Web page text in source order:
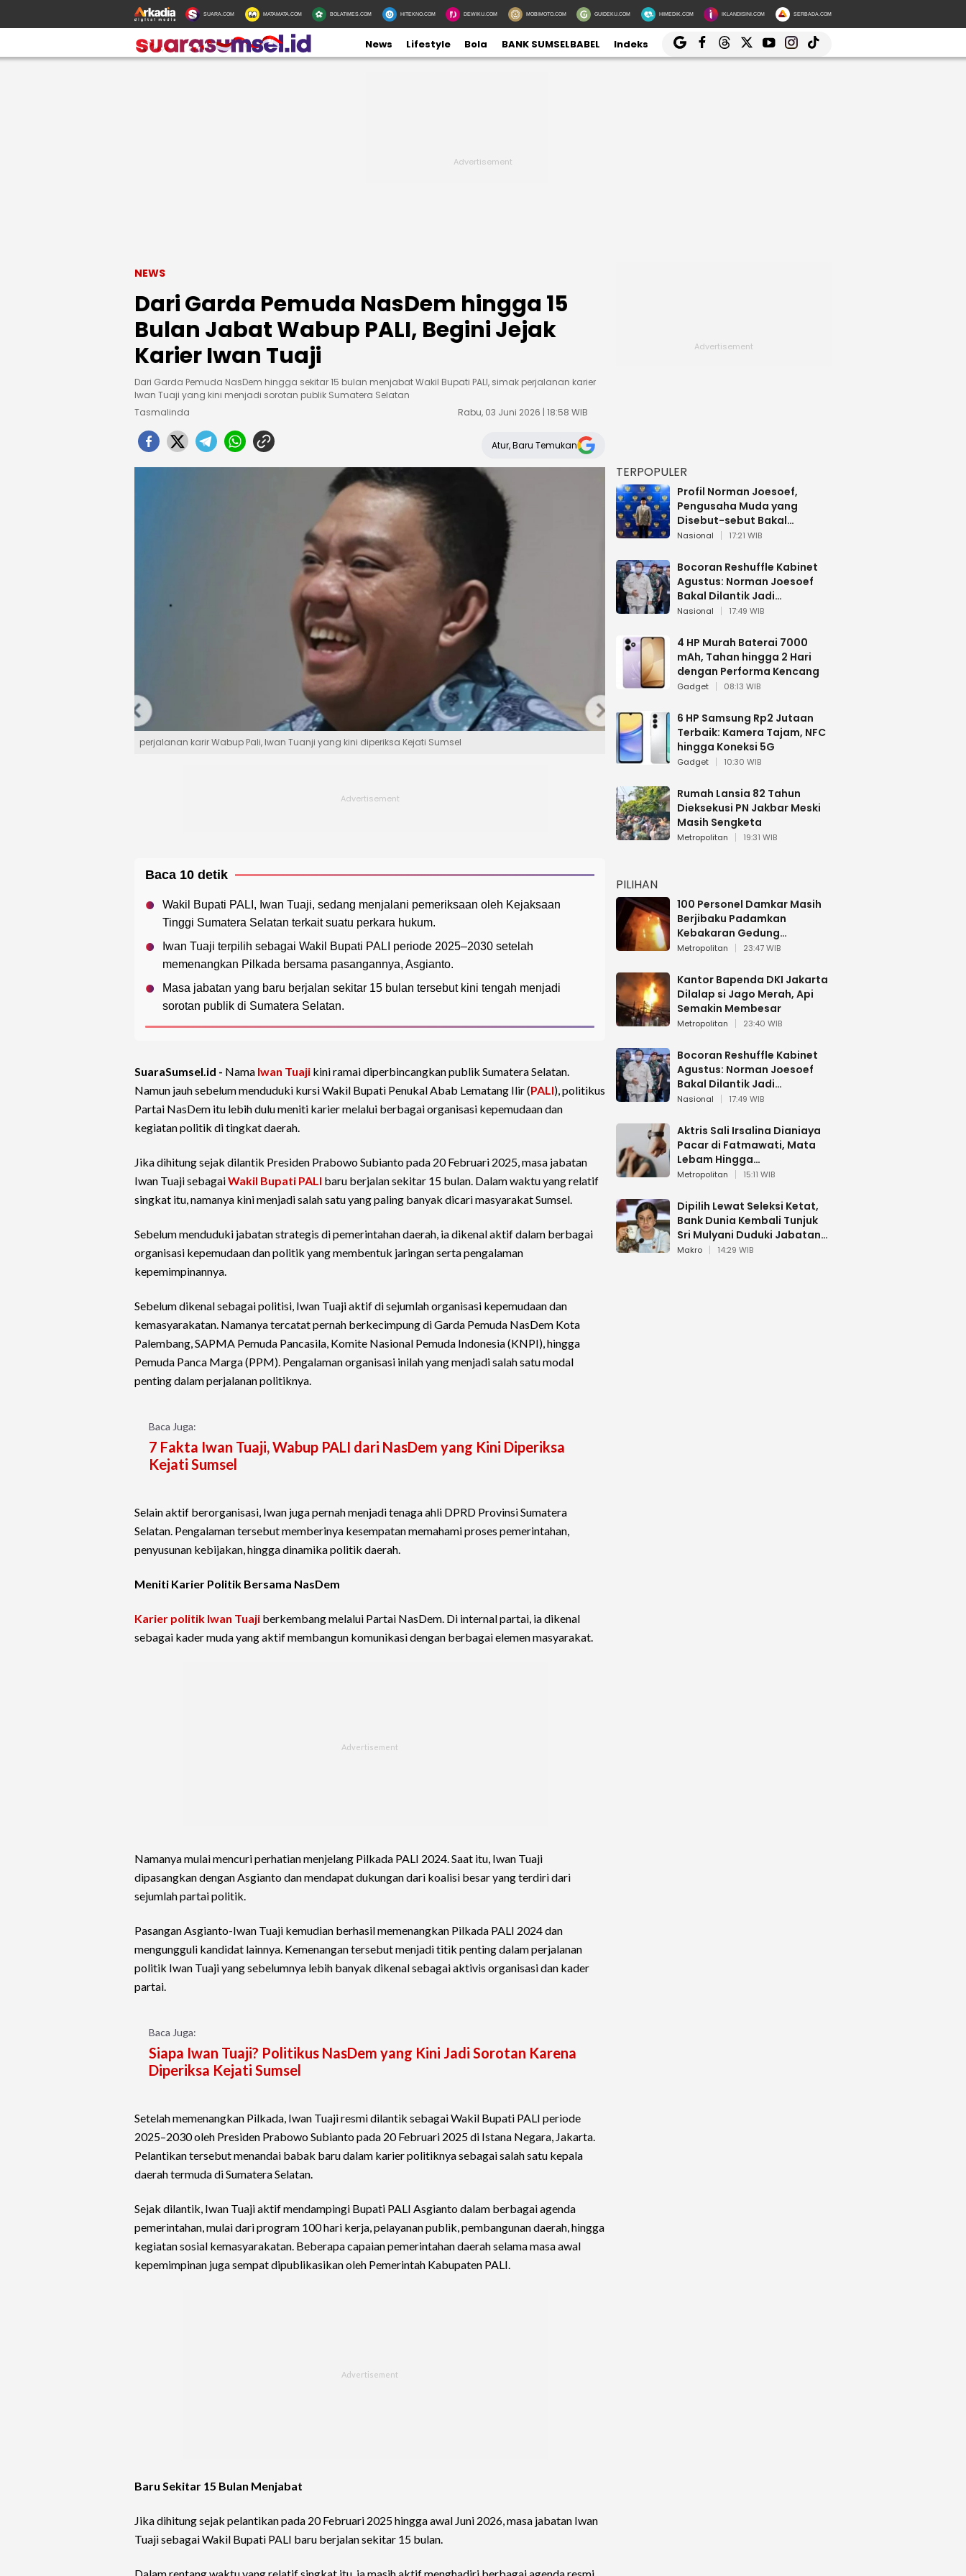
SUARA.COM MATAMATA.COM BOLATIMES.COM HITEKNO.COM DEWIKU.COM MOBIMOTO.COM GUIDEKU.COM HIMEDIK.COM IKLANDISINI.COM SERBADA.COM
News Lifestyle Bola BANK SUMSELBABEL Indeks
NEWS
Dari Garda Pemuda NasDem hingga 15
Bulan Jabat Wabup PALI, Begini Jejak
Karier Iwan Tuaji
Dari Garda Pemuda NasDem hingga sekitar 15 bulan menjabat Wakil Bupati PALI, simak perjalanan karier
Iwan Tuaji yang kini menjadi sorotan publik Sumatera Selatan
Tasmalinda
Rabu, 03 Juni 2026 | 18:58 WIB
Atur, Baru Temukan
perjalanan karir Wabup Pali, Iwan Tuanji yang kini diperiksa Kejati Sumsel
Baca 10 detik
Wakil Bupati PALI, Iwan Tuaji, sedang menjalani pemeriksaan oleh Kejaksaan
Tinggi Sumatera Selatan terkait suatu perkara hukum.
Iwan Tuaji terpilih sebagai Wakil Bupati PALI periode 2025–2030 setelah
memenangkan Pilkada bersama pasangannya, Asgianto.
Masa jabatan yang baru berjalan sekitar 15 bulan tersebut kini tengah menjadi
sorotan publik di Sumatera Selatan.
SuaraSumsel.id - Nama Iwan Tuaji kini ramai diperbincangkan publik Sumatera Selatan.
Namun jauh sebelum menduduki kursi Wakil Bupati Penukal Abab Lematang Ilir (PALI), politikus
Partai NasDem itu lebih dulu meniti karier melalui berbagai organisasi kepemudaan dan
kegiatan politik di tingkat daerah.
Jika dihitung sejak dilantik Presiden Prabowo Subianto pada 20 Februari 2025, masa jabatan
Iwan Tuaji sebagaiWakil Bupati PALI baru berjalan sekitar 15 bulan. Dalam waktu yang relatif
singkat itu, namanya kini menjadi salah satu yang paling banyak dicari masyarakat Sumsel.
Sebelum menduduki jabatan strategis di pemerintahan daerah, ia dikenal aktif dalam berbagai
organisasi kepemudaan dan politik yang membentuk jaringan serta pengalaman
kepemimpinannya.
Sebelum dikenal sebagai politisi, Iwan Tuaji aktif di sejumlah organisasi kepemudaan dan
kemasyarakatan. Namanya tercatat pernah berkecimpung di Garda Pemuda NasDem Kota
Palembang, SAPMA Pemuda Pancasila, Komite Nasional Pemuda Indonesia (KNPI), hingga
Pemuda Panca Marga (PPM). Pengalaman organisasi inilah yang menjadi salah satu modal
penting dalam perjalanan politiknya.
Baca Juga:
7 Fakta Iwan Tuaji, Wabup PALI dari NasDem yang Kini Diperiksa
Kejati Sumsel
Selain aktif berorganisasi, Iwan juga pernah menjadi tenaga ahli DPRD Provinsi Sumatera
Selatan. Pengalaman tersebut memberinya kesempatan memahami proses pemerintahan,
penyusunan kebijakan, hingga dinamika politik daerah.
Meniti Karier Politik Bersama NasDem
Karier politik Iwan Tuaji berkembang melalui Partai NasDem. Di internal partai, ia dikenal
sebagai kader muda yang aktif membangun komunikasi dengan berbagai elemen masyarakat.
Namanya mulai mencuri perhatian menjelang Pilkada PALI 2024. Saat itu, Iwan Tuaji
dipasangkan dengan Asgianto dan mendapat dukungan dari koalisi besar yang terdiri dari
sejumlah partai politik.
Pasangan Asgianto-Iwan Tuaji kemudian berhasil memenangkan Pilkada PALI 2024 dan
mengungguli kandidat lainnya. Kemenangan tersebut menjadi titik penting dalam perjalanan
politik Iwan Tuaji yang sebelumnya lebih banyak dikenal sebagai aktivis organisasi dan kader
partai.
Baca Juga:
Siapa Iwan Tuaji? Politikus NasDem yang Kini Jadi Sorotan Karena
Diperiksa Kejati Sumsel
Setelah memenangkan Pilkada, Iwan Tuaji resmi dilantik sebagai Wakil Bupati PALI periode
2025–2030 oleh Presiden Prabowo Subianto pada 20 Februari 2025 di Istana Negara, Jakarta.
Pelantikan tersebut menandai babak baru dalam karier politiknya sebagai salah satu kepala
daerah termuda di Sumatera Selatan.
Sejak dilantik, Iwan Tuaji aktif mendampingi Bupati PALI Asgianto dalam berbagai agenda
pemerintahan, mulai dari program 100 hari kerja, pelayanan publik, pembangunan daerah, hingga
kegiatan sosial kemasyarakatan. Beberapa capaian pemerintahan daerah selama masa awal
kepemimpinan juga sempat dipublikasikan oleh Pemerintah Kabupaten PALI.
Baru Sekitar 15 Bulan Menjabat
Jika dihitung sejak pelantikan pada 20 Februari 2025 hingga awal Juni 2026, masa jabatan Iwan
Tuaji sebagai Wakil Bupati PALI baru berjalan sekitar 15 bulan.
TERPOPULER
Profil Norman Joesoef,
Pengusaha Muda yang
Disebut-sebut Bakal
Dilantik Jadi Wamenhan RI
Nasional 17:21 WIB
Bocoran Reshuffle Kabinet
Agustus: Norman Joesoef
Bakal Dilantik Jadi
Wamenhan RI
Nasional 17:49 WIB
4 HP Murah Baterai 7000
mAh, Tahan hingga 2 Hari
dengan Performa Kencang
Gadget 08:13 WIB
6 HP Samsung Rp2 Jutaan
Terbaik: Kamera Tajam, NFC
hingga Koneksi 5G
Gadget 10:30 WIB
Rumah Lansia 82 Tahun
Dieksekusi PN Jakbar Meski
Masih Sengketa
Metropolitan 19:31 WIB
PILIHAN
100 Personel Damkar Masih
Berjibaku Padamkan
Kebakaran Gedung
Bapenda DKI
Metropolitan 23:47 WIB
Kantor Bapenda DKI Jakarta
Dilalap si Jago Merah, Api
Semakin Membesar
Metropolitan 23:40 WIB
Bocoran Reshuffle Kabinet
Agustus: Norman Joesoef
Bakal Dilantik Jadi
Wamenhan RI
Nasional 17:49 WIB
Aktris Sali Irsalina Dianiaya
Pacar di Fatmawati, Mata
Lebam Hingga
Diselamatkan Polantas
Metropolitan 15:11 WIB
Dipilih Lewat Seleksi Ketat,
Bank Dunia Kembali Tunjuk
Sri Mulyani Duduki Jabatan
Strategis
Makro 14:29 WIB